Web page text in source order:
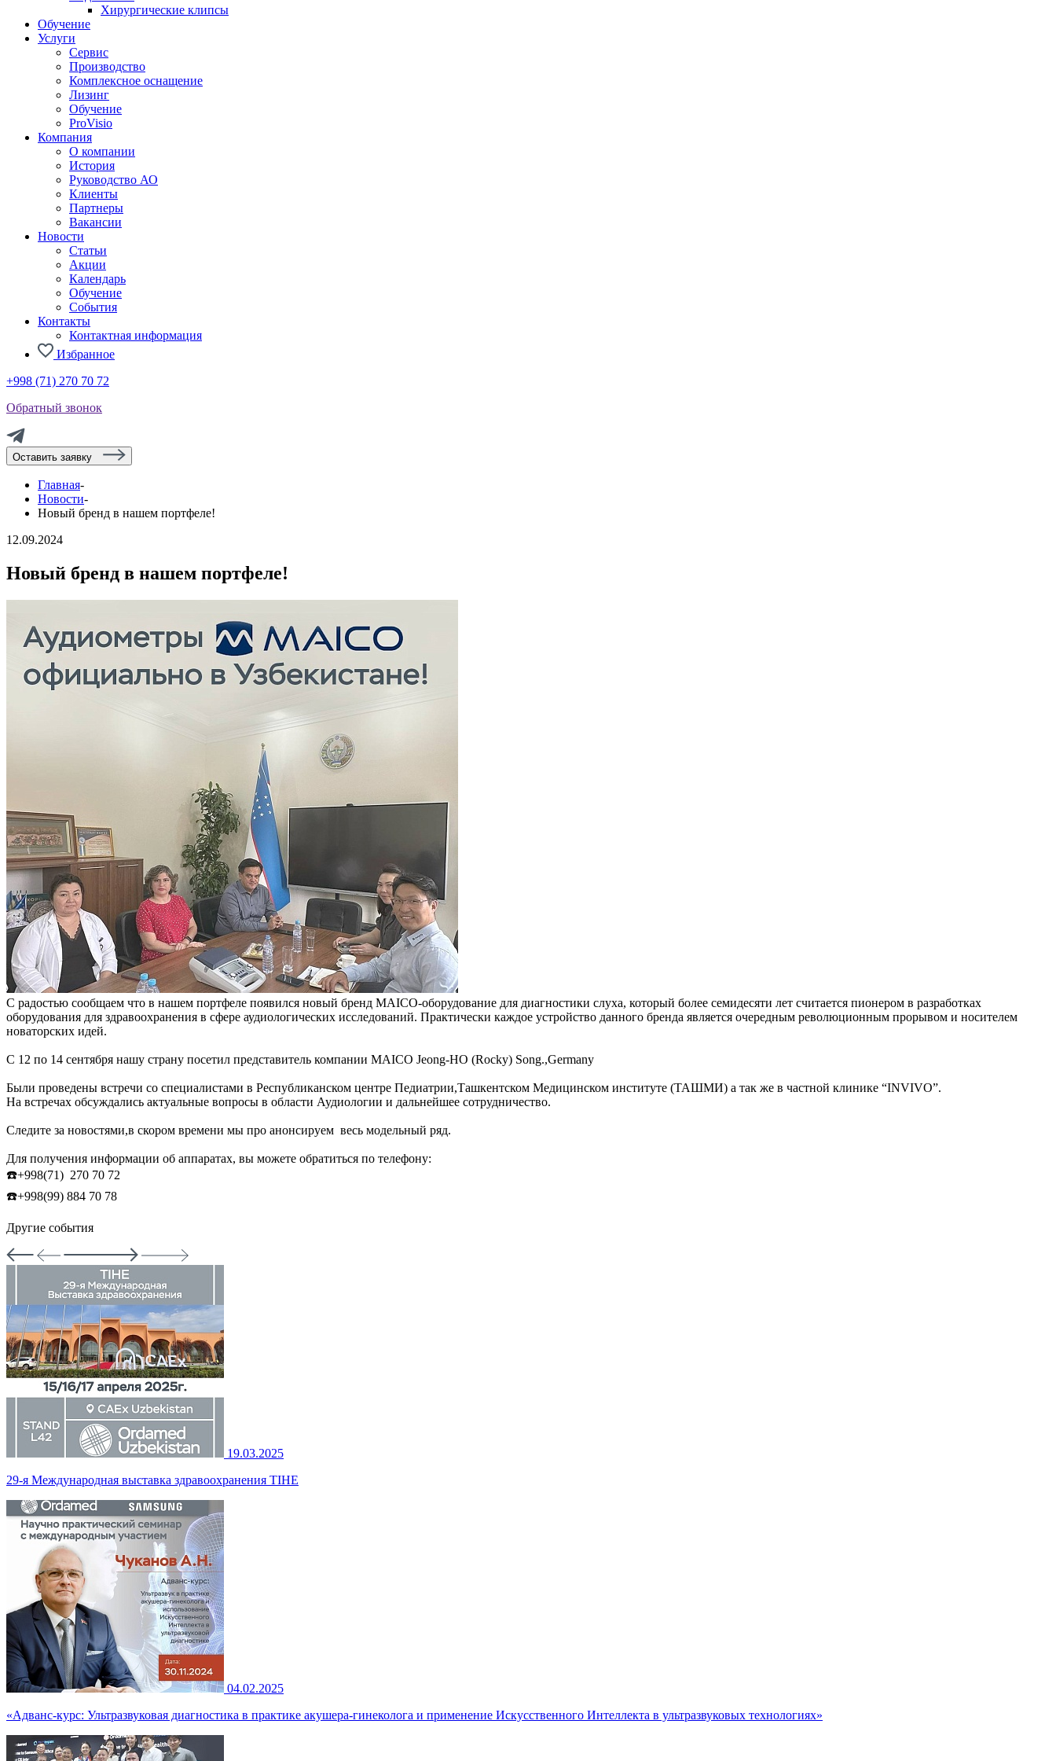
Хирургические клипсы
Обучение
Услуги
Сервис
Производство
Комплексное оснащение
Лизинг
Обучение
ProVisio
Компания
О компании
История
Руководство АО
Клиенты
Партнеры
Вакансии
Новости
Статьи
Акции
Календарь
Обучение
События
Контакты
Контактная информация
Избранное
+998 (71) 270 70 72
Обратный звонок
Оставить заявку
Главная-
Новости-
Новый бренд в нашем портфеле!
12.09.2024
Новый бренд в нашем портфеле!
С радостью сообщаем что в нашем портфеле появился новый бренд MAICO-оборудование для диагностики слуха, который более семидесяти лет считается пионером в разработках
оборудования для здравоохранения в сфере аудиологических исследований. Практически каждое устройство данного бренда является очередным революционным прорывом и носителем
новаторских идей.
С 12 по 14 сентября нашу страну посетил представитель компании MAICO Jeong-HO (Rocky) Song.,Germany
Были проведены встречи со специалистами в Республиканском центре Педиатрии,Ташкентском Медицинском институте (ТАШМИ) а так же в частной клинике “INVIVO”.
На встречах обсуждались актуальные вопросы в области Аудиологии и дальнейшее сотрудничество.
Следите за новостями,в скором времени мы про анонсируем весь модельный ряд.
Для получения информации об аппаратах, вы можете обратиться по телефону:
☎️+998(71) 270 70 72
☎️+998(99) 884 70 78
Другие события
19.03.2025
29-я Международная выставка здравоохранения TIHE
04.02.2025
«Адванс-курс: Ультразвуковая диагностика в практике акушера-гинеколога и применение Искусственного Интеллекта в ультразвуковых технологиях»